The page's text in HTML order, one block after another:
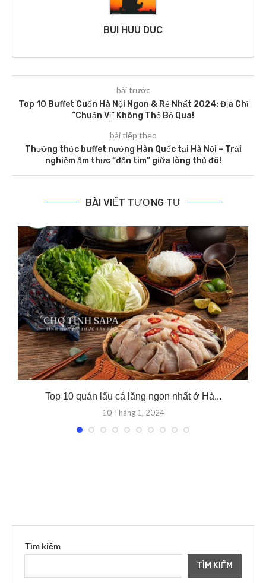
BUI HUU DUC
bài trước
Top 10 Buffet Cuốn Hà Nội Ngon & Rẻ Nhất 2024: Địa Chỉ
“Chuẩn Vị” Không Thể Bỏ Qua!
bài tiếp theo
Thưởng thức buffet nướng Hàn Quốc tại Hà Nội – Trải
nghiệm ẩm thực “đốn tim” giữa lòng thủ đô!
BÀI VIẾT TƯƠNG TỰ
Top 10 quán lẩu cá lăng ngon nhất ở Hà...
10 Tháng 1, 2024
Tìm kiếm
TÌM KIẾM